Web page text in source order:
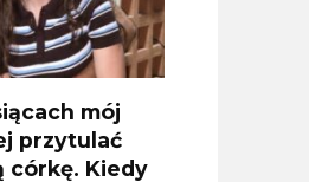
mój
przytulać
córkę. Kiedy